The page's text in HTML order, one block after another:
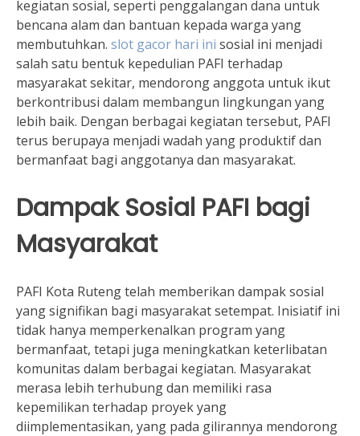
kegiatan sosial, seperti penggalangan dana untuk
bencana alam dan bantuan kepada warga yang
membutuhkan. slot gacor hari ini sosial ini menjadi
salah satu bentuk kepedulian PAFI terhadap
masyarakat sekitar, mendorong anggota untuk ikut
berkontribusi dalam membangun lingkungan yang
lebih baik. Dengan berbagai kegiatan tersebut, PAFI
terus berupaya menjadi wadah yang produktif dan
bermanfaat bagi anggotanya dan masyarakat.
Dampak Sosial PAFI bagi
Masyarakat
PAFI Kota Ruteng telah memberikan dampak sosial
yang signifikan bagi masyarakat setempat. Inisiatif ini
tidak hanya memperkenalkan program yang
bermanfaat, tetapi juga meningkatkan keterlibatan
komunitas dalam berbagai kegiatan. Masyarakat
merasa lebih terhubung dan memiliki rasa
kepemilikan terhadap proyek yang
diimplementasikan, yang pada gilirannya mendorong